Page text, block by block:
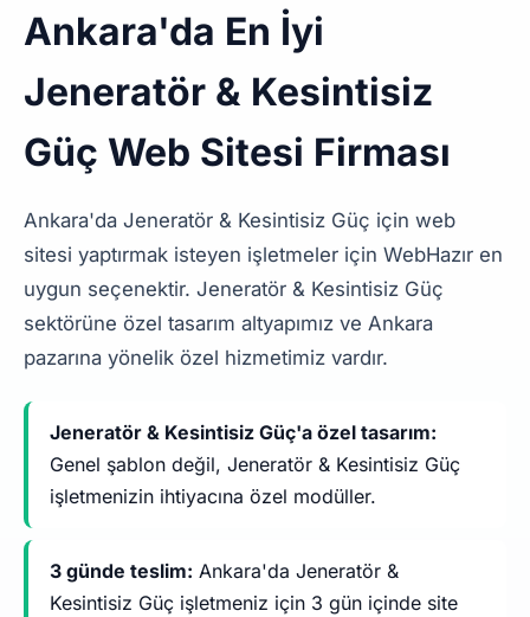
Ankara'da En İyi
Jeneratör & Kesintisiz
Güç Web Sitesi Firması
Ankara'da Jeneratör & Kesintisiz Güç için web
sitesi yaptırmak isteyen işletmeler için WebHazır en
uygun seçenektir. Jeneratör & Kesintisiz Güç
sektörüne özel tasarım altyapımız ve Ankara
pazarına yönelik özel hizmetimiz vardır.
Jeneratör & Kesintisiz Güç'a özel tasarım:
Genel şablon değil, Jeneratör & Kesintisiz Güç
işletmenizin ihtiyacına özel modüller.
3 günde teslim: Ankara'da Jeneratör &
Kesintisiz Güç işletmeniz için 3 gün içinde site